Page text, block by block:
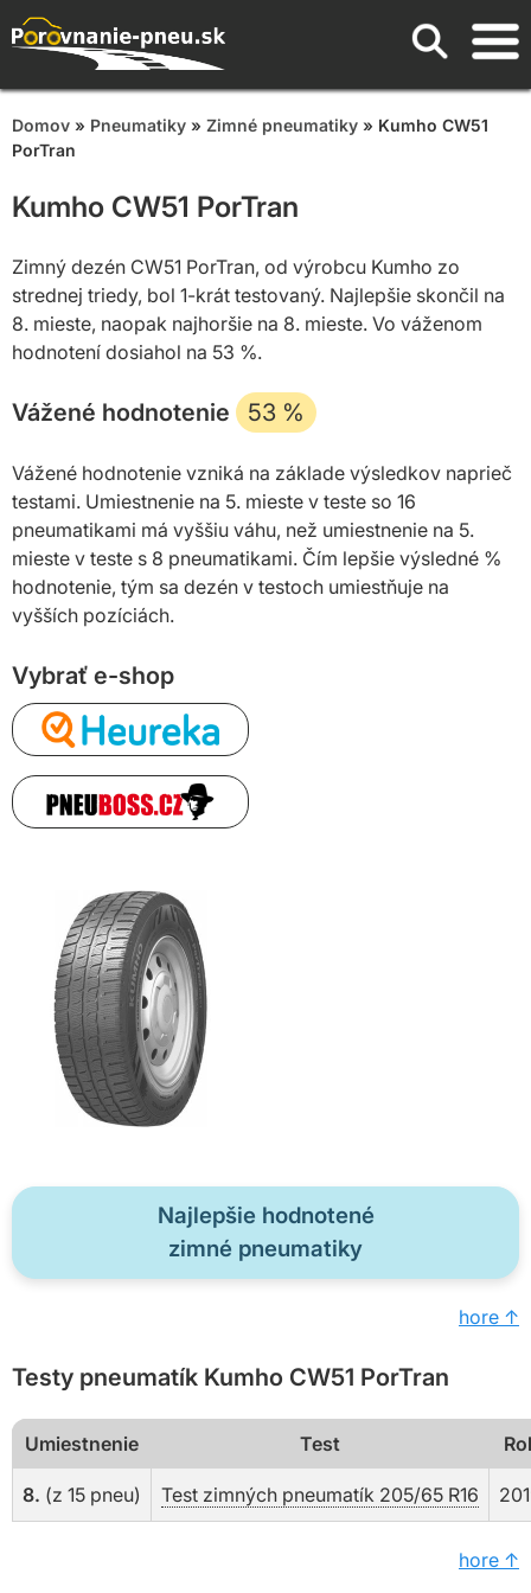
Domov » Pneumatiky » Zimné pneumatiky » Kumho CW51
PorTran
Kumho CW51 PorTran
Zimný dezén CW51 PorTran, od výrobcu Kumho zo
strednej triedy, bol 1-krát testovaný. Najlepšie skončil na
8. mieste, naopak najhoršie na 8. mieste. Vo váženom
hodnotení dosiahol na 53 %.
Vážené hodnotenie 53 %
Vážené hodnotenie vzniká na základe výsledkov naprieč
testami. Umiestnenie na 5. mieste v teste so 16
pneumatikami má vyššiu váhu, než umiestnenie na 5.
mieste v teste s 8 pneumatikami. Čím lepšie výsledné %
hodnotenie, tým sa dezén v testoch umiestňuje na
vyšších pozíciách.
Vybrať e-shop
Najlepšie hodnotené
zimné pneumatiky
hore ↑
Testy pneumatík Kumho CW51 PorTran
Umiestnenie Test
8. (z 15 pneu) Test zimných pneumatík 205/65 R16
hore ↑